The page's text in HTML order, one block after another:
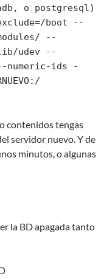
o postgresql)
boot --
--
udev --
numeric-ids -
contenidos tengas
servidor nuevo. Y de
minutos, o algunas
la BD apagada tanto